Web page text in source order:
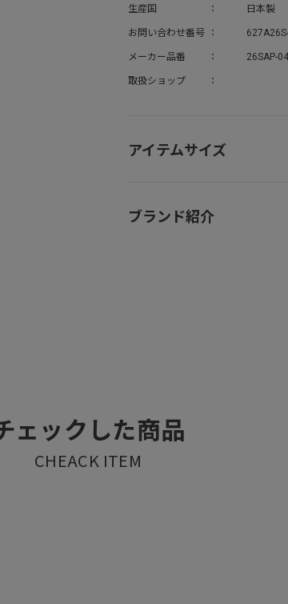
生産国 日本製
お問い合わせ番号
メーカー品番 26SAP-
取扱ショップ
アイテムサイズ
ブランド紹介
ェックした商品